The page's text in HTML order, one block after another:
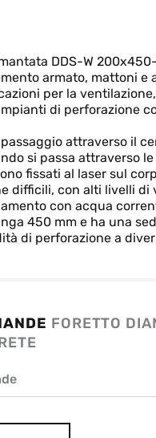
DDS-W
armato, mattoni
per la
di perforazione
attraverso il
si passa attraverso
fissati al laser sul
difficili, con alti livelli di
con acqua
450 mm e ha una
di perforazione a
FORETTO